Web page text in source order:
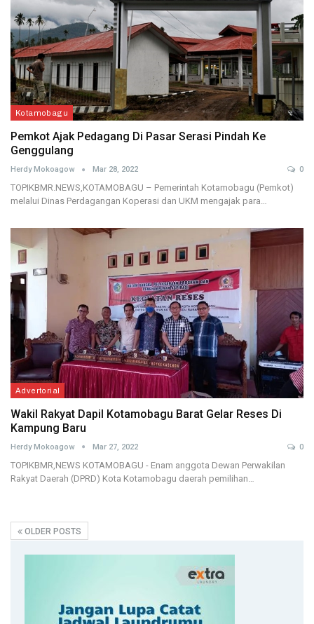
Kotamobagu
Pemkot Ajak Pedagang Di Pasar Serasi Pindah Ke
Genggulang
Herdy Mokoagow Mar 28, 2022 0
TOPIKBMR.NEWS,KOTAMOBAGU – Pemerintah Kotamobagu (Pemkot)
melalui Dinas Perdagangan Koperasi dan UKM mengajak para…
Advertorial
Wakil Rakyat Dapil Kotamobagu Barat Gelar Reses Di
Kampung Baru
Herdy Mokoagow Mar 27, 2022 0
TOPIKBMR,NEWS KOTAMOBAGU - Enam anggota Dewan Perwakilan
Rakyat Daerah (DPRD) Kota Kotamobagu daerah pemilihan…
OLDER POSTS